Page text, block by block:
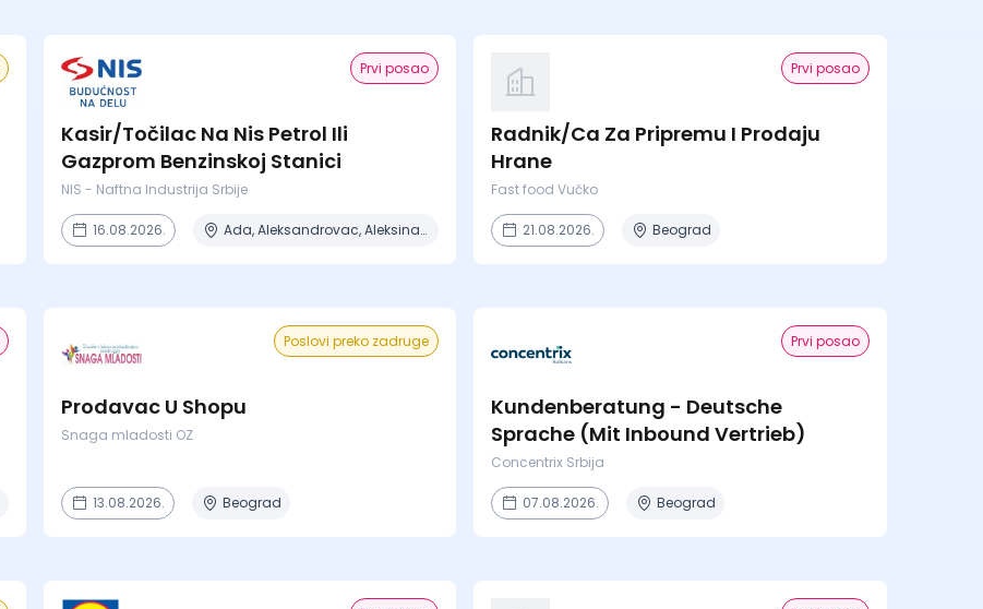
Prvi posao
Kasir/Točilac Na Nis Petrol Ili
Gazprom Benzinskoj Stanici
NIS - Naftna Industrija Srbije
16.08.2026. Ada, Aleksandrovac, Aleksinac, Alibunar, Apatin + 206 mesta
Prvi posao
Radnik/Ca Za Pripremu I Prodaju
Hrane
Fast food Vučko
21.08.2026. Beograd
Poslovi preko zadruge
Prodavac U Shopu
Snaga mladosti OZ
13.08.2026. Beograd
Prvi posao
Kundenberatung - Deutsche
Sprache (Mit Inbound Vertrieb)
Concentrix Srbija
07.08.2026. Beograd